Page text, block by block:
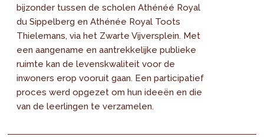
bijzonder tussen de scholen Athénéé Royal
du Sippelberg en Athénée Royal Toots
Thielemans, via het Zwarte Vijversplein. Met
een aangename en aantrekkelijke publieke
ruimte kan de levenskwaliteit voor de
inwoners erop vooruit gaan. Een participatief
proces werd opgezet om hun ideeën en die
van de leerlingen te verzamelen.